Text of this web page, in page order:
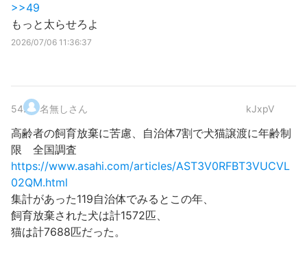
>>49
もっと太らせろよ
2026/07/06 11:36:37
54. 名無しさん kJxpV
高齢者の飼育放棄に苦慮、自治体7割で犬猫譲渡に年齢制
限 全国調査
https://www.asahi.com/articles/AST3V0RFBT3VUCVL
02QM.html
集計があった119自治体でみるとこの年、
飼育放棄された犬は計1572匹、
猫は計7688匹だった。